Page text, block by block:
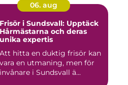
06. aug
Frisör i Sundsvall: Upptäck
Hårmästarna och deras
unika expertis
Att hitta en duktig frisör kan
vara en utmaning, men för
invånare i Sundsvall ä...